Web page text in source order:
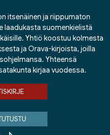
itsenäinen ja riippumaton
laadukasta suomenkielistä
Yhtiö koostuu kolmesta
ja Orava-kirjoista, joilla
Yhteensä
kirjaa vuodessa.